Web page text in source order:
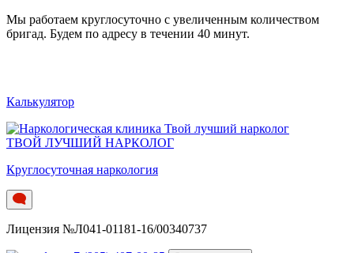
Мы работаем круглосуточно c увеличенным количеством
бригад. Будем по адресу в течении 40 минут.
Калькулятор
ТВОЙ ЛУЧШИЙ НАРКОЛОГ
Круглосуточная наркология
Лицензия №Л041-01181-16/00340737